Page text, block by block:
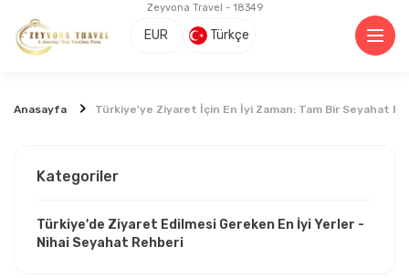
Zeyvona Travel - 18349
EUR Türkçe
Anasayfa Türkiye'ye Ziyaret İçin En İyi Zaman: Tam Bir Seyahat
Kategoriler
Türkiye'de Ziyaret Edilmesi Gereken En İyi Yerler -
Nihai Seyahat Rehberi